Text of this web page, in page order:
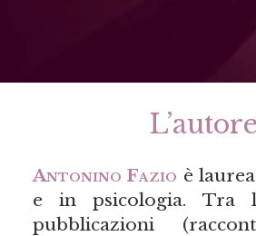
L’autore
Antonino Fazio è
e in psicologia. Tra
pubblicazioni